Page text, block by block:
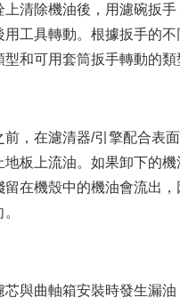
上清除機油後，用濾碗扳
用工具轉動。根據扳手的
和可用套筒扳手轉動的類
前，在濾清器/引擎配合表
地板上流油。如果卸下的
留在機殼中的機油會流出
芯與曲軸箱安裝時發生漏